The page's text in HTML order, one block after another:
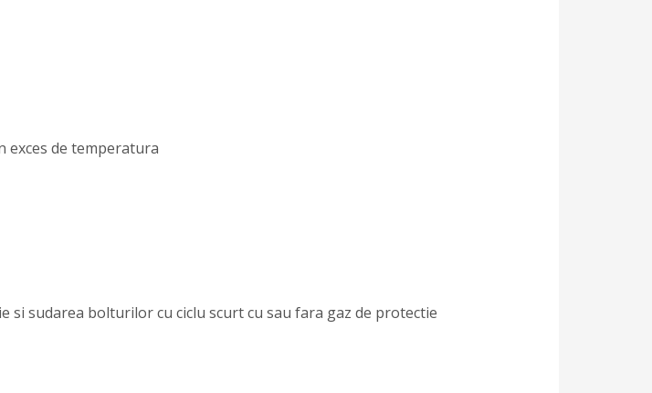
de temperatura
si sudarea bolturilor cu ciclu scurt cu sau fara gaz de protectie